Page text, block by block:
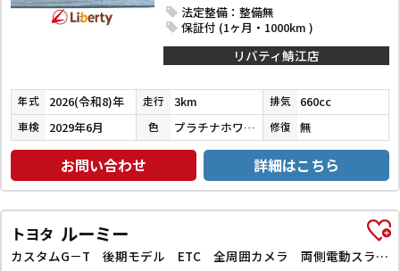
法定整備：整備無
保証付 (1ヶ月・1000km )
リバティ鯖江店
年式 2026(令和8)年 走行 3km 排気 660cc
車検 2029年6月 色 プラチナホワイトパール 修復 無
お問い合わせ 詳細はこちら
トヨタ ルーミー
カスタムG－T 後期モデル ETC 全周囲カメラ 両側電動スライドドア クリアランスソナー オートクルーズコントロール 衝突被害軽減システム アルミホイール オートライト LEDヘッドランプ スマートキー